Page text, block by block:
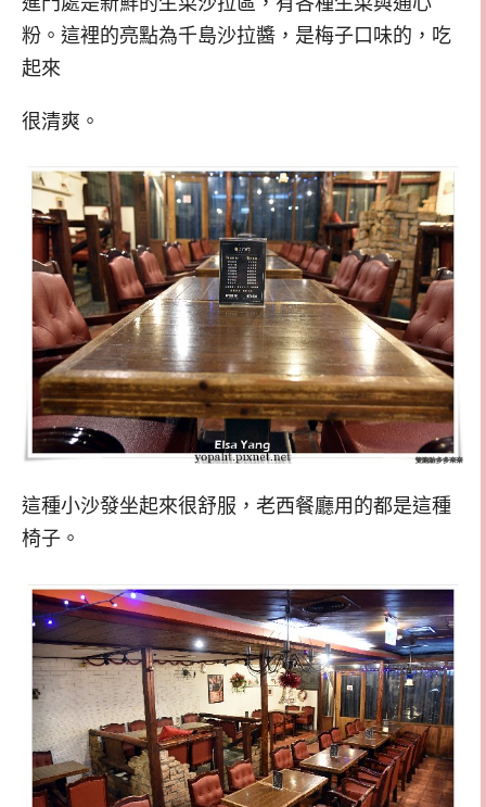
粉。這裡的亮點為千島沙拉醬，是梅子口味的，吃
起來
很清爽。
這種小沙發坐起來很舒服，老西餐廳用的都是這種
椅子。